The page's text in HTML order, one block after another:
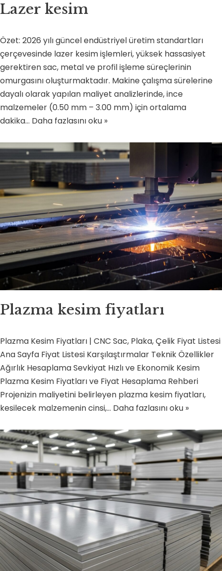
Lazer kesim
Özet: 2026 yılı güncel endüstriyel üretim standartları
çerçevesinde lazer kesim işlemleri, yüksek hassasiyet
gerektiren sac, metal ve profil işleme süreçlerinin
omurgasını oluşturmaktadır. Makine çalışma sürelerine
dayalı olarak yapılan maliyet analizlerinde, ince
malzemeler (0.50 mm – 3.00 mm) için ortalama
dakika… Daha fazlasını oku »
Plazma kesim fiyatları
Plazma Kesim Fiyatları | CNC Sac, Plaka, Çelik Fiyat Listesi
Ana Sayfa Fiyat Listesi Karşılaştırmalar Teknik Özellikler
Ağırlık Hesaplama Sevkiyat Hızlı ve Ekonomik Kesim
Plazma Kesim Fiyatları ve Fiyat Hesaplama Rehberi
Projenizin maliyetini belirleyen plazma kesim fiyatları,
kesilecek malzemenin cinsi,… Daha fazlasını oku »